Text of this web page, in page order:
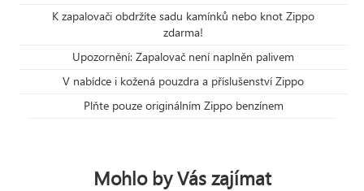
K zapalovači obdržíte sadu kamínků nebo knot Zippo
zdarma!
Upozornění: Zapalovač není naplněn palivem
V nabídce i kožená pouzdra a příslušenství Zippo
Plňte pouze originálním Zippo benzínem
Mohlo by Vás zajímat